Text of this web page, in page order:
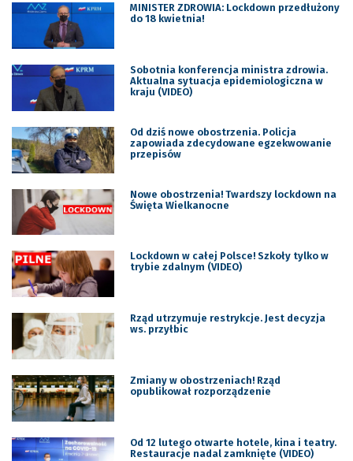
MINISTER ZDROWIA: Lockdown przedłużony
do 18 kwietnia!
Sobotnia konferencja ministra zdrowia.
Aktualna sytuacja epidemiologiczna w
kraju (VIDEO)
Od dziś nowe obostrzenia. Policja
zapowiada zdecydowane egzekwowanie
przepisów
Nowe obostrzenia! Twardszy lockdown na
Święta Wielkanocne
Lockdown w całej Polsce! Szkoły tylko w
trybie zdalnym (VIDEO)
Rząd utrzymuje restrykcje. Jest decyzja
ws. przyłbic
Zmiany w obostrzeniach! Rząd
opublikował rozporządzenie
Od 12 lutego otwarte hotele, kina i teatry.
Restauracje nadal zamknięte (VIDEO)